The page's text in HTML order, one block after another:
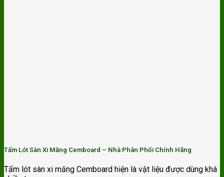
Tấm Lót Sàn Xi Măng Cemboard – Nhà Phân Phối Chính Hãng
Tấm lót sàn xi măng Cemboard hiện là vật liệu được dùng khá